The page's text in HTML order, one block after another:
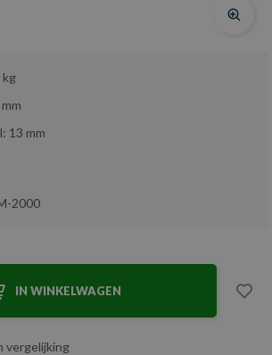
kg
13 mm
2000
IN WINKELWAGEN
vergelijking